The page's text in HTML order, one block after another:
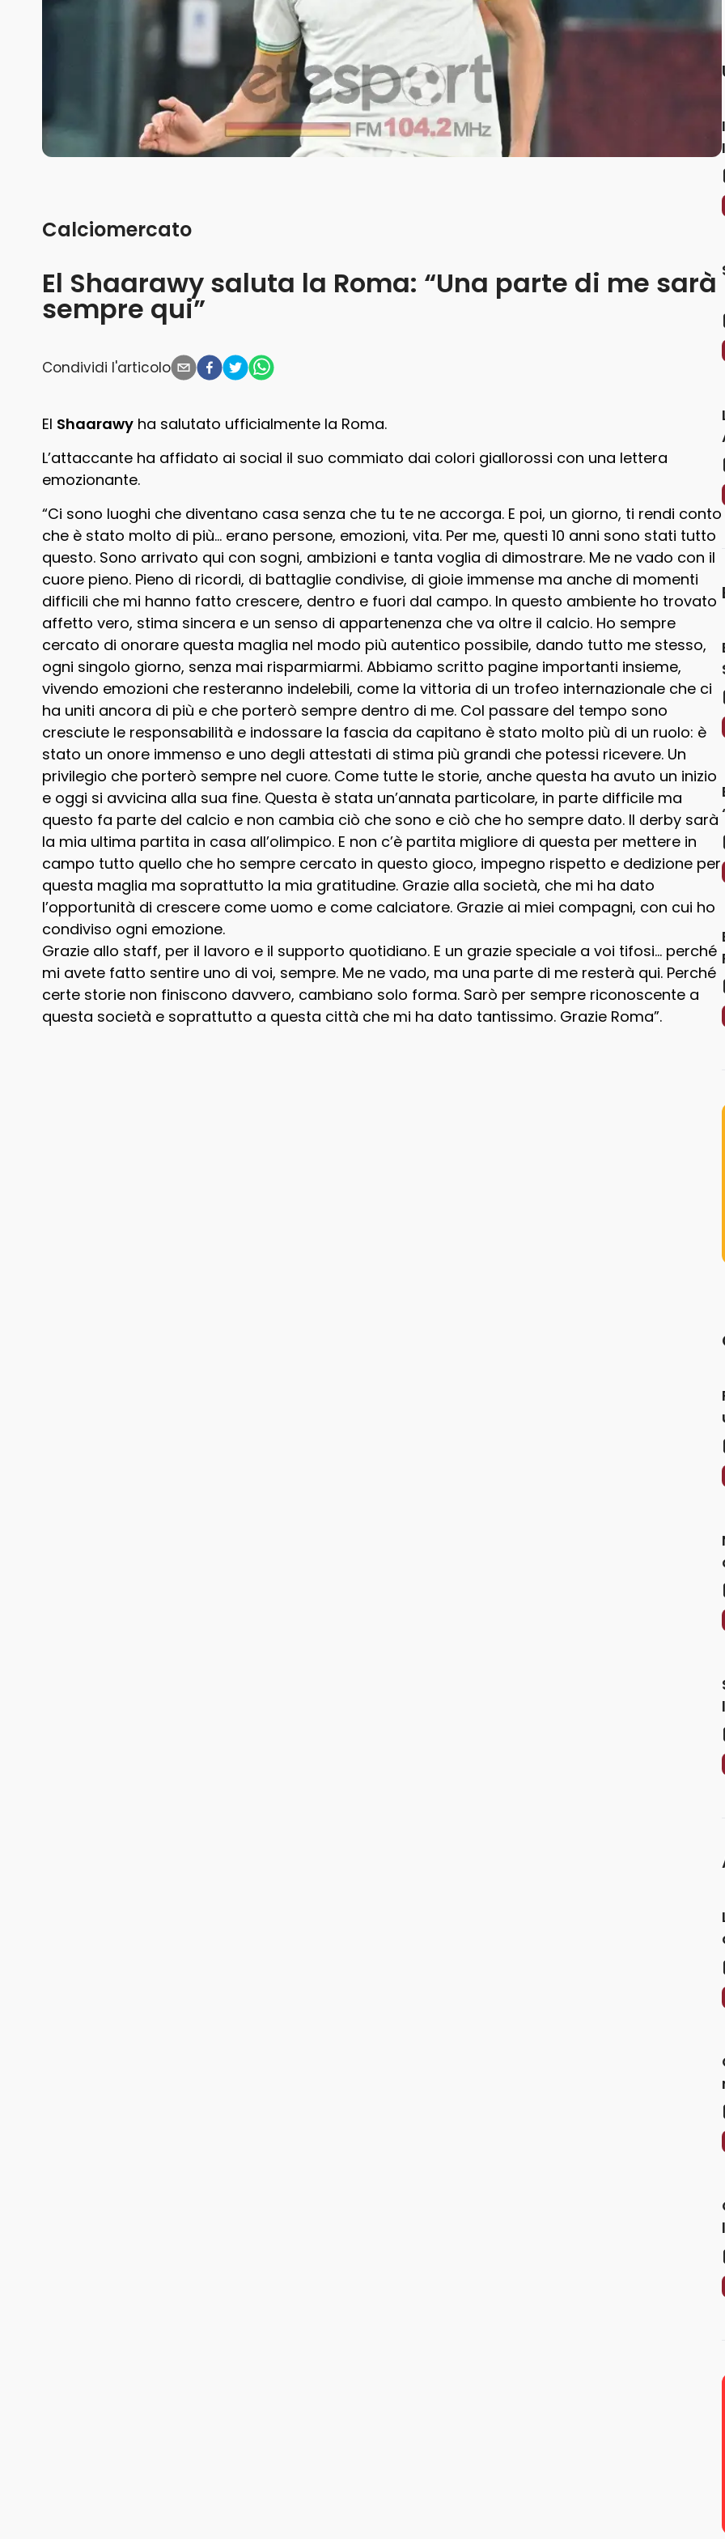
El Shaarawy saluta la Roma: “Una parte di me sarà
sempre qui”
Calciomercato
Condividi l'articolo
El Shaarawy ha salutato ufficialmente la Roma.
L’attaccante ha affidato ai social il suo commiato dai colori giallorossi con una lettera
emozionante.
“Ci sono luoghi che diventano casa senza che tu te ne accorga. E poi, un giorno, ti rendi conto
che è stato molto di più… erano persone, emozioni, vita. Per me, questi 10 anni sono stati tutto
questo. Sono arrivato qui con sogni, ambizioni e tanta voglia di dimostrare. Me ne vado con il
cuore pieno. Pieno di ricordi, di battaglie condivise, di gioie immense ma anche di momenti
difficili che mi hanno fatto crescere, dentro e fuori dal campo. In questo ambiente ho trovato
affetto vero, stima sincera e un senso di appartenenza che va oltre il calcio. Ho sempre
cercato di onorare questa maglia nel modo più autentico possibile, dando tutto me stesso,
ogni singolo giorno, senza mai risparmiarmi. Abbiamo scritto pagine importanti insieme,
vivendo emozioni che resteranno indelebili, come la vittoria di un trofeo internazionale che ci
ha uniti ancora di più e che porterò sempre dentro di me. Col passare del tempo sono
cresciute le responsabilità e indossare la fascia da capitano è stato molto più di un ruolo: è
stato un onore immenso e uno degli attestati di stima più grandi che potessi ricevere. Un
privilegio che porterò sempre nel cuore. Come tutte le storie, anche questa ha avuto un inizio
e oggi si avvicina alla sua fine. Questa è stata un’annata particolare, in parte difficile ma
questo fa parte del calcio e non cambia ciò che sono e ciò che ho sempre dato. Il derby sarà
la mia ultima partita in casa all’olimpico. E non c’è partita migliore di questa per mettere in
campo tutto quello che ho sempre cercato in questo gioco, impegno rispetto e dedizione per
questa maglia ma soprattutto la mia gratitudine. Grazie alla società, che mi ha dato
l’opportunità di crescere come uomo e come calciatore. Grazie ai miei compagni, con cui ho
condiviso ogni emozione.
Grazie allo staff, per il lavoro e il supporto quotidiano. E un grazie speciale a voi tifosi… perché
mi avete fatto sentire uno di voi, sempre. Me ne vado, ma una parte di me resterà qui. Perché
certe storie non finiscono davvero, cambiano solo forma. Sarò per sempre riconoscente a
questa società e soprattutto a questa città che mi ha dato tantissimo. Grazie Roma”.